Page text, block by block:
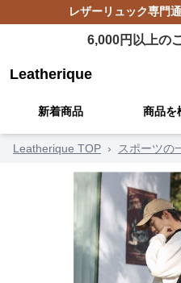
レザーリュック専門
6,000円以上の
Leatherique
新着商品 商品を
Leatherique TOP › スポーツの